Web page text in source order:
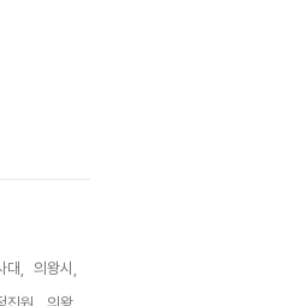
대,
의왕시,